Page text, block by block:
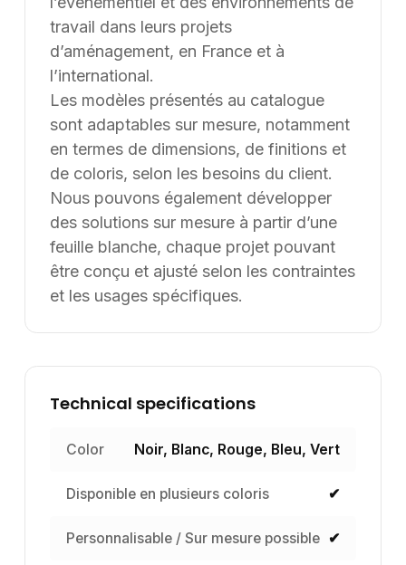
Une erreur inattendue est
survenue
Nous avons rencontré un problème lors du
chargement de l'application.
Rafraîchir la page